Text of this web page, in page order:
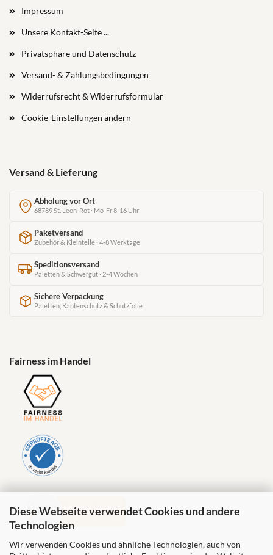
Diese Webseite verwendet Cookies und andere
Technologien
Wir verwenden Cookies und ähnliche Technologien, auch von
Impressum
Unsere Kontakt-Seite ...
Privatsphäre und Datenschutz
Versand- & Zahlungsbedingungen
Widerrufsrecht & Widerrufsformular
Cookie-Einstellungen ändern
Versand & Lieferung
Abholung vor Ort
68789 St. Leon-Rot · Mo-Fr 8-16 Uhr
Paketversand
Zubehör & Kleinteile · 4-8 Werktage
Speditionsversand
Paletten & Schwergut · 2-4 Wochen
Sichere Verpackung
Paletten, Kantenschutz & Schutzfolie
Fairness im Handel